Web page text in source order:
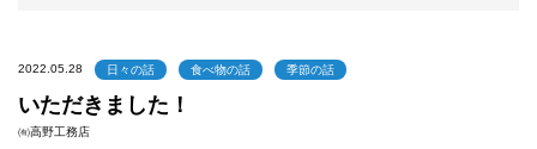
2022.05.28 日々の話 食べ物の話 季節の話
いただきました！
㈲高野工務店